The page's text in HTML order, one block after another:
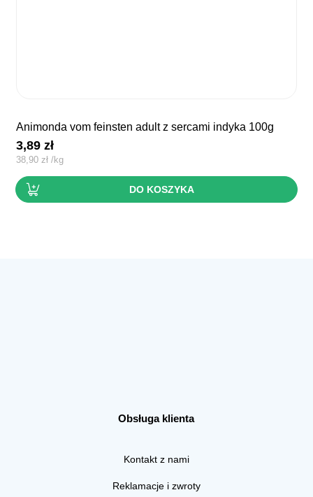
animonda vom feinsten adult z sercami indyka 100g
3,89zł
38,90zł /kg
DO KOSZYKA
Obsługa klienta
Kontakt z nami
Reklamacje i zwroty